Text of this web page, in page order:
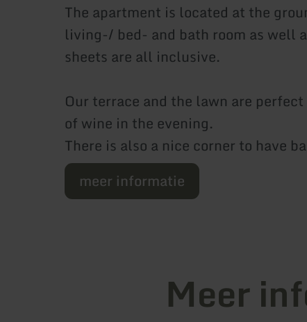
The apartment is located at the
living-/ bed- and bath room as well
sheets are all inclusive.
Our terrace and the lawn are
of wine in the evening.
There is also a nice corner to have
meer informatie
Meer